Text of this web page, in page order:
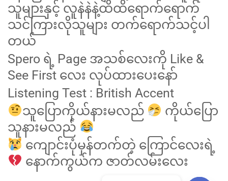
သူများနှင့် လူနဲနဲနဲ့ထိထိရောက်ရောက်
သင်ကြားလိုသူများ တက်ရောက်သင့်ပါ
တယ်
Spero ရဲ့ Page အသစ်လေးကို Like &
See First လေး လုပ်ထားပေးနော်
Listening Test : British Accent
သူပြောကိုယ်နားမလည်
ကိုယ်ပြော
သူနားမလည်
ကျောင်းပုံမှန်တက်တဲ့ ကြောင်လေးရဲ့
နောက်ကွယ်က ဇာတ်လမ်းလေး